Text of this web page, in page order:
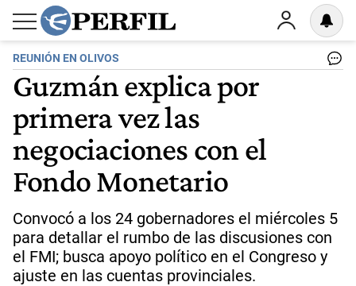
REUNIÓN EN OLIVOS
Guzmán explica por
primera vez las
negociaciones con el
Fondo Monetario
Convocó a los 24 gobernadores el miércoles 5
para detallar el rumbo de las discusiones con
el FMI; busca apoyo político en el Congreso y
ajuste en las cuentas provinciales.